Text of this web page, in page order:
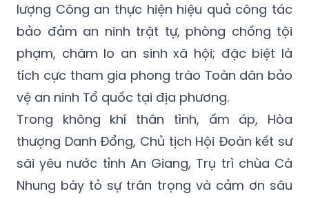
lượng Công an thực hiện hiệu quả công tác
bảo đảm an ninh trật tự, phòng chống tội
phạm, chăm lo an sinh xã hội; đặc biệt là
tích cực tham gia phong trào Toàn dân bảo
vệ an ninh Tổ quốc tại địa phương.
Trong không khí thân tình, ấm áp, Hòa
thượng Danh Đổng, Chủ tịch Hội Đoàn kết sư
sãi yêu nước tỉnh An Giang, Trụ trì chùa Cà
Nhung bày tỏ sự trân trọng và cảm ơn sâu